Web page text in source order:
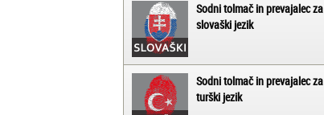
Sodni tolmač in prevajalec za
slovaški jezik
Sodni tolmač in prevajalec za
turški jezik